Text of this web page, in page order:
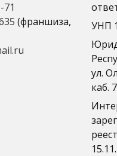
71
(франшиза,
УНП
ул.
каб.